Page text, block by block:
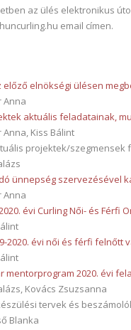
az ülés elektronikus
email címen.
előző elnökségi ülésen
Anna
aktuális feladatainak,
Anna, Kiss Bálint
projektek/szegmensek
ünnepség szervezésével
Anna
évi Curling Női- és
2020. évi női és férfi felnőtt
mentorprogram 2020. évi
Kovács Zsuzsanna
tervek és
Blanka